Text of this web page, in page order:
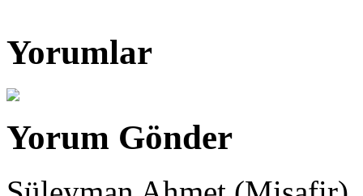
Yorumlar
Yorum Gönder